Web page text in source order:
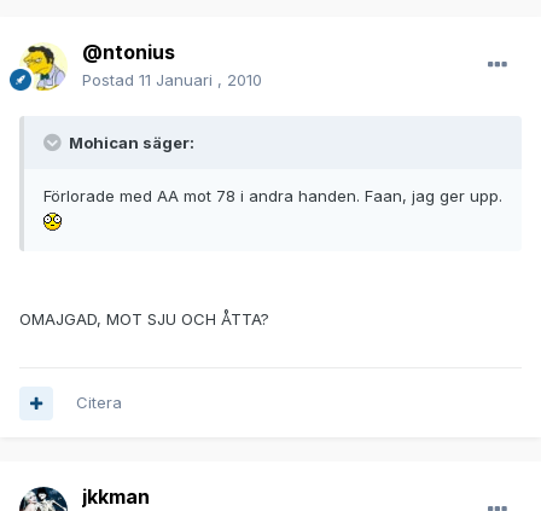
@ntonius
Postad 11 Januari , 2010
Mohican säger:
Förlorade med AA mot 78 i andra handen. Faan, jag ger upp.
OMAJGAD, MOT SJU OCH ÅTTA?
Citera
jkkman